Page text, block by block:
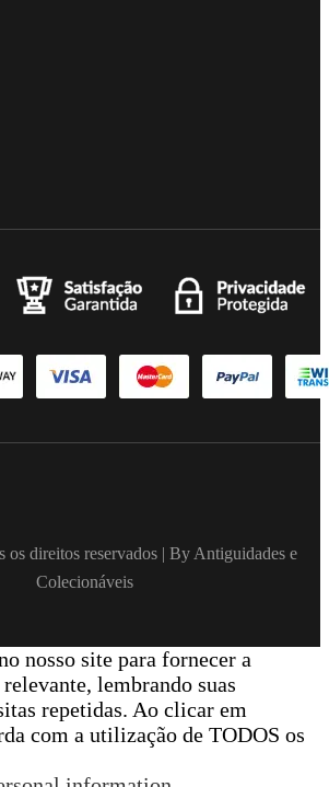
direitos reservados | By Antiguidades e
Colecionáveis
nosso site para fornecer a
lembrando suas
repetidas. Ao clicar em
com a utilização de TODOS os